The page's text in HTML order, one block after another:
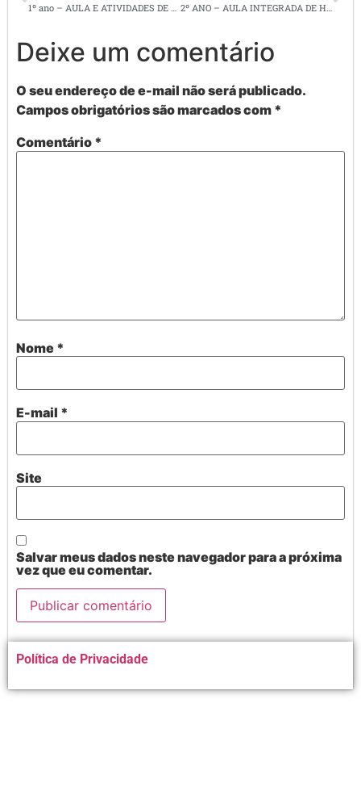
1º ano – AULA E ATIVIDADES DE GEOGRAFIA E HISTÓRIA – O sujeito e seu lugar no mundo – Paisagens 2º ANO – AULA INTEGRADA DE HISTÓRIA E GEOGRAFIA – TEMA: Natal e seus símbolos
Deixe um comentário
O seu endereço de e-mail não será publicado.
Campos obrigatórios são marcados com *
Comentário *
Nome *
E-mail *
Site
Salvar meus dados neste navegador para a próxima
vez que eu comentar.
Alternative:
Política de Privacidade